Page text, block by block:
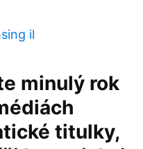
il
minulý rok
titulky,